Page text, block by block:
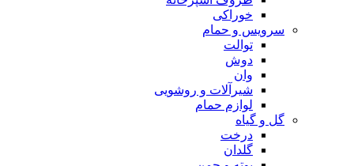
خوراکی
سرویس و حمام
توالت
دوش
وان
شیرآلات و روشویی
لوازم حمام
گل و گیاه
درخت
گلدان